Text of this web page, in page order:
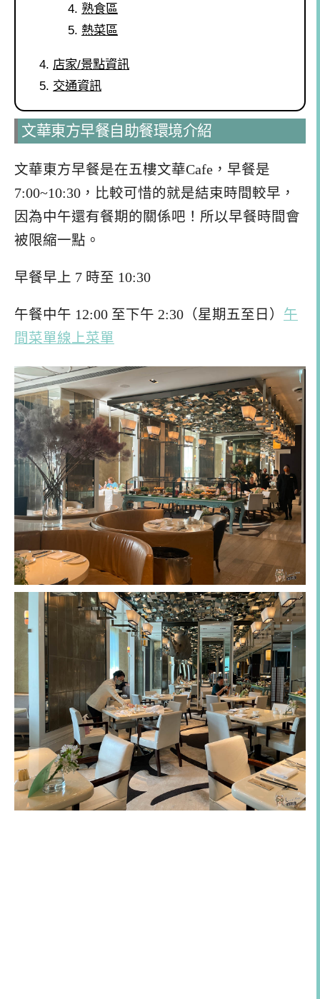
熟食區
熱菜區
店家/景點資訊
交通資訊
文華東方早餐自助餐環境介紹
文華東方早餐是在五樓文華Cafe，早餐是
7:00~10:30，比較可惜的就是結束時間較早，
因為中午還有餐期的關係吧！所以早餐時間會
被限縮一點。
早餐早上 7 時至 10:30
午餐中午 12:00 至下午 2:30（星期五至日） 午
間菜單線上菜單